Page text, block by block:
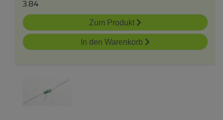
3.84
Zum Produkt
In den Warenkorb